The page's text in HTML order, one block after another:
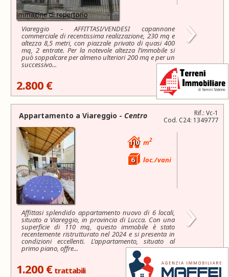
Viareggio - AFFITTASI/VENDESI capannone
commerciale di recentissima realizzazione, 230 mq e
altezza 8,5 metri, con piazzale privato di quasi 400
mq, 2 entrate. Per la notevole altezza l’immobile si
può soppalcare per almeno ulteriori 200 mq e per un
successivo...
›
2.800 €
Rif.: Vc-1
Cod. C24: 1349777
Appartamento a Viareggio - Centro
110 m2
6 loc./vani
Affittasi splendido appartamento nuovo di 6 locali,
situato a Viareggio, in provincia di Lucca. Con una
superficie di 110 mq, questo immobile è stato
recentemente ristrutturato nel 2024 e si presenta in
condizioni eccellenti. L'appartamento, situato al
primo piano, offre...
›
1.200 € trattabili